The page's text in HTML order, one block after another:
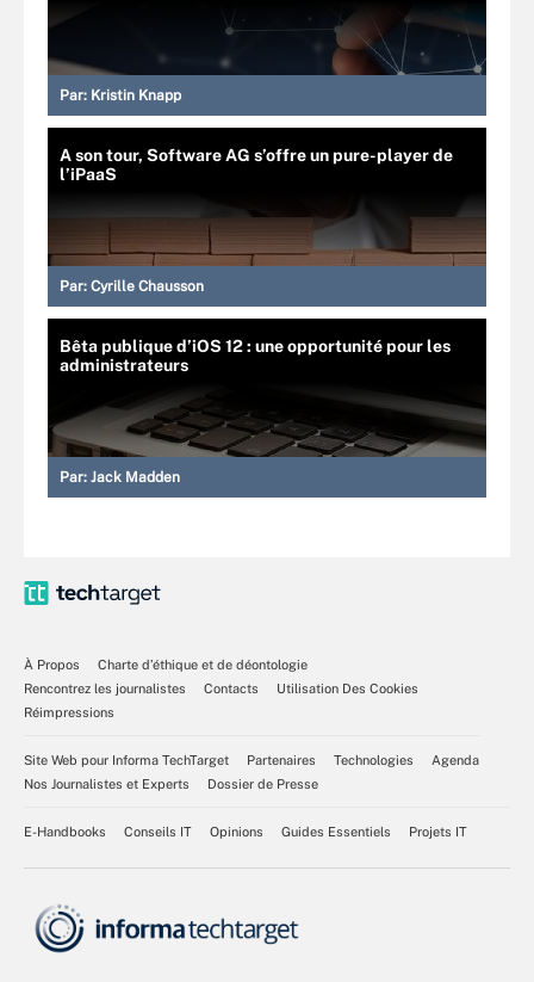
Par: Kristin Knapp
A son tour, Software AG s’offre un pure-player de
l’iPaaS
Par: Cyrille Chausson
Bêta publique d’iOS 12 : une opportunité pour les
administrateurs
Par: Jack Madden
À Propos
Charte d’éthique et de déontologie
Rencontrez les journalistes
Contacts
Utilisation Des Cookies
Réimpressions
Site Web pour Informa TechTarget Partenaires Technologies
Agenda
Nos Journalistes et Experts
Dossier de Presse
E-Handbooks Conseils IT Opinions Guides Essentiels Projets IT